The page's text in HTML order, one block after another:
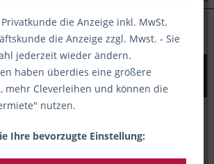
medium Rollerball schwarz
0,5mm
die Anzeige inkl. MwSt.
die Anzeige zzgl. Mwst. - Sie
jederzeit wieder ändern.
haben überdies eine größere
mehr Cleverleihen und können die
nutzen.
Ihre bevorzugte Einstellung: